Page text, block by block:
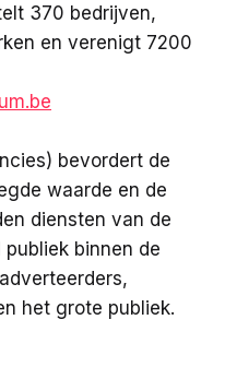
370 bedrijven,
en verenigt 7200
bevordert de
waarde en de
diensten van de
binnen de
het grote publiek.